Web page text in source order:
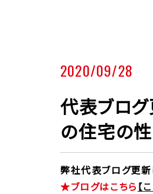
2020/09/28
代表ブログ
の住宅の性
弊社代表ブログ更新
★ブログはこちら 【